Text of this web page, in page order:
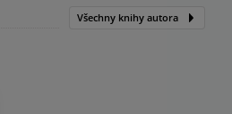
Všechny knihy autora